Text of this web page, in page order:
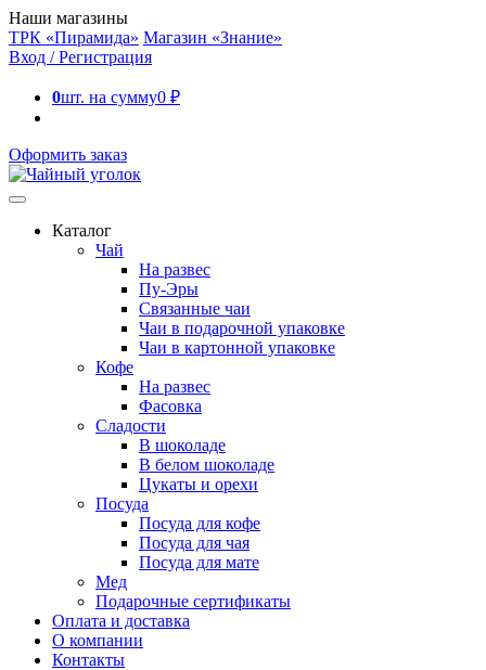
Наши магазины
ТРК «Пирамида» Магазин «Знание»
Вход / Регистрация
0шт. на сумму0 ₽
Оформить заказ
Каталог
Чай
На развес
Пу-Эры
Связанные чаи
Чаи в подарочной упаковке
Чаи в картонной упаковке
Кофе
На развес
Фасовка
Сладости
В шоколаде
В белом шоколаде
Цукаты и орехи
Посуда
Посуда для кофе
Посуда для чая
Посуда для мате
Мед
Подарочные сертификаты
Оплата и доставка
О компании
Контакты